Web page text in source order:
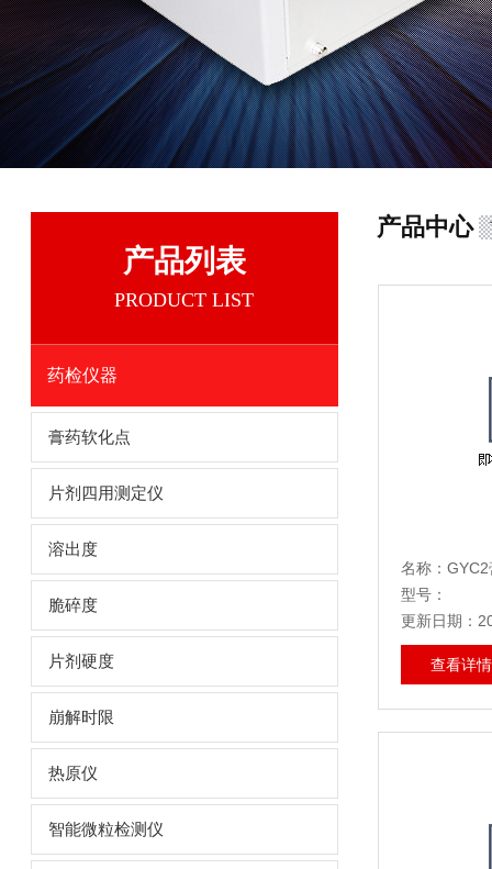
产品列表
PRODUCT LIST
药检仪器
膏药软化点
片剂四用测定仪
溶出度
脆碎度
片剂硬度
崩解时限
热原仪
智能微粒检测仪
产品中心
名称：
型号：
更新日期：
查看详情